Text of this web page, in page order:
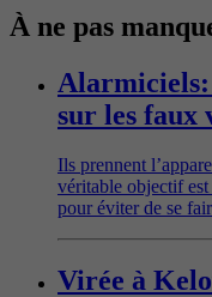
À ne pas
Alarmiciels:
sur les faux
Ils prennent
véritable objectif
pour éviter de se
Virée à